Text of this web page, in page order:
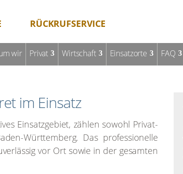
RÜCKRUFSERVICE
wir Pri­vat Wirt­schaft Ein­satz­or­te FAQ
im Ein­satz
Ein­satz­ge­biet, zäh­len sowohl Pri­vat­
Würt­tem­berg. Das pro­fes­sio­nel­le
vor Ort sowie in der gesam­ten